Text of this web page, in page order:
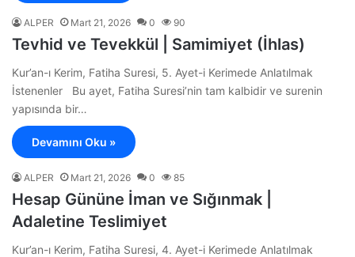
ALPER Mart 21, 2026 0 90
Tevhid ve Tevekkül | Samimiyet (İhlas)
Kur’an-ı Kerim, Fatiha Suresi, 5. Ayet-i Kerimede Anlatılmak
İstenenler Bu ayet, Fatiha Suresi’nin tam kalbidir ve surenin
yapısında bir…
Devamını Oku »
ALPER Mart 21, 2026 0 85
Hesap Gününe İman ve Sığınmak |
Adaletine Teslimiyet
Kur’an-ı Kerim, Fatiha Suresi, 4. Ayet-i Kerimede Anlatılmak